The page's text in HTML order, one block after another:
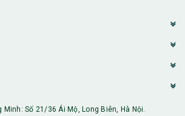
Minh: Số 21/36 Ái Mộ, Long Biên, Hà Nội.